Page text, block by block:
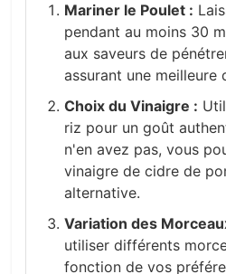
Mariner le Poulet :
pendant au moins 30
aux saveurs de
assurant une meilleure
Choix du Vinaigre :
riz pour un goût
n'en avez pas, vous
vinaigre de cidre de
alternative.
Variation des
utiliser différents
fonction de vos